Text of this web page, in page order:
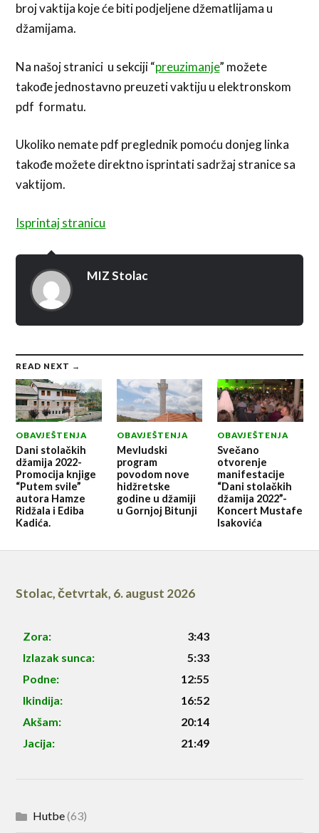
broj vaktija koje će biti podjeljene džematlijama u
džamijama.
Na našoj stranici u sekciji “preuzimanje” možete
takođe jednostavno preuzeti vaktiju u elektronskom
pdf formatu.
Ukoliko nemate pdf preglednik pomoću donjeg linka
takođe možete direktno isprintati sadržaj stranice sa
vaktijom.
Isprintaj stranicu
MIZ Stolac
READ NEXT →
OBAVJEŠTENJA
Dani stolačkih
džamija 2022-
Promocija knjige
“Putem svile”
autora Hamze
Ridžala i Ediba
Kadića.
OBAVJEŠTENJA
Mevludski
program
povodom nove
hidžretske
godine u džamiji
u Gornjoj Bitunji
OBAVJEŠTENJA
Svečano
otvorenje
manifestacije
“Dani stolačkih
džamija 2022”-
Koncert Mustafe
Isakovića
Stolac,četvrtak, 6. august 2026
Zora:
3:43
Izlazak sunca:
5:33
Podne:
12:55
Ikindija:
16:52
Akšam:
20:14
Jacija:
21:49
Hutbe(63)